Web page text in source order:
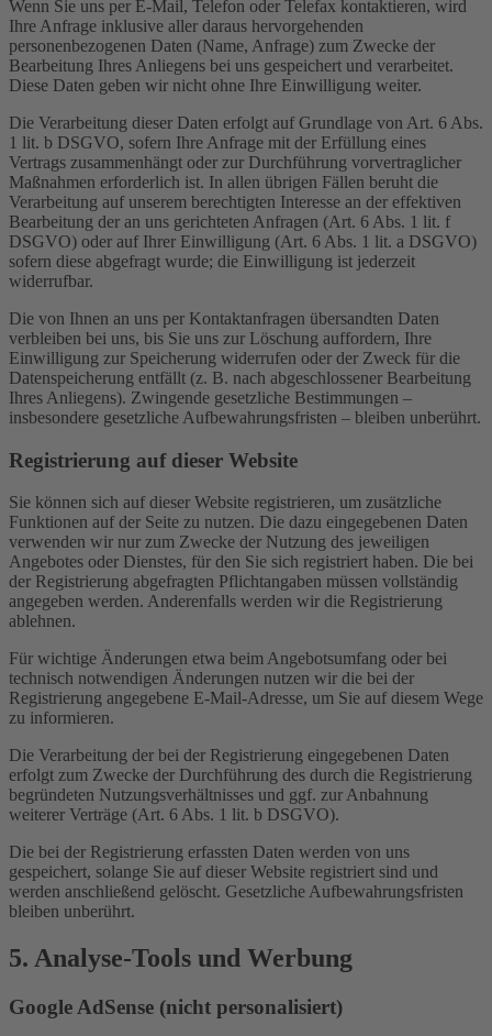
Wenn Sie uns per E-Mail, Telefon oder Telefax kontaktieren, wird
Ihre Anfrage inklusive aller daraus hervorgehenden
personenbezogenen Daten (Name, Anfrage) zum Zwecke der
Bearbeitung Ihres Anliegens bei uns gespeichert und verarbeitet.
Diese Daten geben wir nicht ohne Ihre Einwilligung weiter.
Die Verarbeitung dieser Daten erfolgt auf Grundlage von Art. 6 Abs.
1 lit. b DSGVO, sofern Ihre Anfrage mit der Erfüllung eines
Vertrags zusammenhängt oder zur Durchführung vorvertraglicher
Maßnahmen erforderlich ist. In allen übrigen Fällen beruht die
Verarbeitung auf unserem berechtigten Interesse an der effektiven
Bearbeitung der an uns gerichteten Anfragen (Art. 6 Abs. 1 lit. f
DSGVO) oder auf Ihrer Einwilligung (Art. 6 Abs. 1 lit. a DSGVO)
sofern diese abgefragt wurde; die Einwilligung ist jederzeit
widerrufbar.
Die von Ihnen an uns per Kontaktanfragen übersandten Daten
verbleiben bei uns, bis Sie uns zur Löschung auffordern, Ihre
Einwilligung zur Speicherung widerrufen oder der Zweck für die
Datenspeicherung entfällt (z. B. nach abgeschlossener Bearbeitung
Ihres Anliegens). Zwingende gesetzliche Bestimmungen –
insbesondere gesetzliche Aufbewahrungsfristen – bleiben unberührt.
Registrierung auf dieser Website
Sie können sich auf dieser Website registrieren, um zusätzliche
Funktionen auf der Seite zu nutzen. Die dazu eingegebenen Daten
verwenden wir nur zum Zwecke der Nutzung des jeweiligen
Angebotes oder Dienstes, für den Sie sich registriert haben. Die bei
der Registrierung abgefragten Pflichtangaben müssen vollständig
angegeben werden. Anderenfalls werden wir die Registrierung
ablehnen.
Für wichtige Änderungen etwa beim Angebotsumfang oder bei
technisch notwendigen Änderungen nutzen wir die bei der
Registrierung angegebene E-Mail-Adresse, um Sie auf diesem Wege
zu informieren.
Die Verarbeitung der bei der Registrierung eingegebenen Daten
erfolgt zum Zwecke der Durchführung des durch die Registrierung
begründeten Nutzungsverhältnisses und ggf. zur Anbahnung
weiterer Verträge (Art. 6 Abs. 1 lit. b DSGVO).
Die bei der Registrierung erfassten Daten werden von uns
gespeichert, solange Sie auf dieser Website registriert sind und
werden anschließend gelöscht. Gesetzliche Aufbewahrungsfristen
bleiben unberührt.
5. Analyse-Tools und Werbung
Google AdSense (nicht personalisiert)